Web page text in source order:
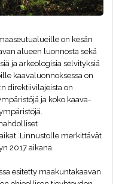
on kesän
alueen luonnosta sekä
ja arkeologisia selvityksiä
kaavaluonnoksessa on
direktiivilajeista on
ja koko kaava-
Linnustolle merkittävät
2017 aikana.
esitetty maakuntakaavan